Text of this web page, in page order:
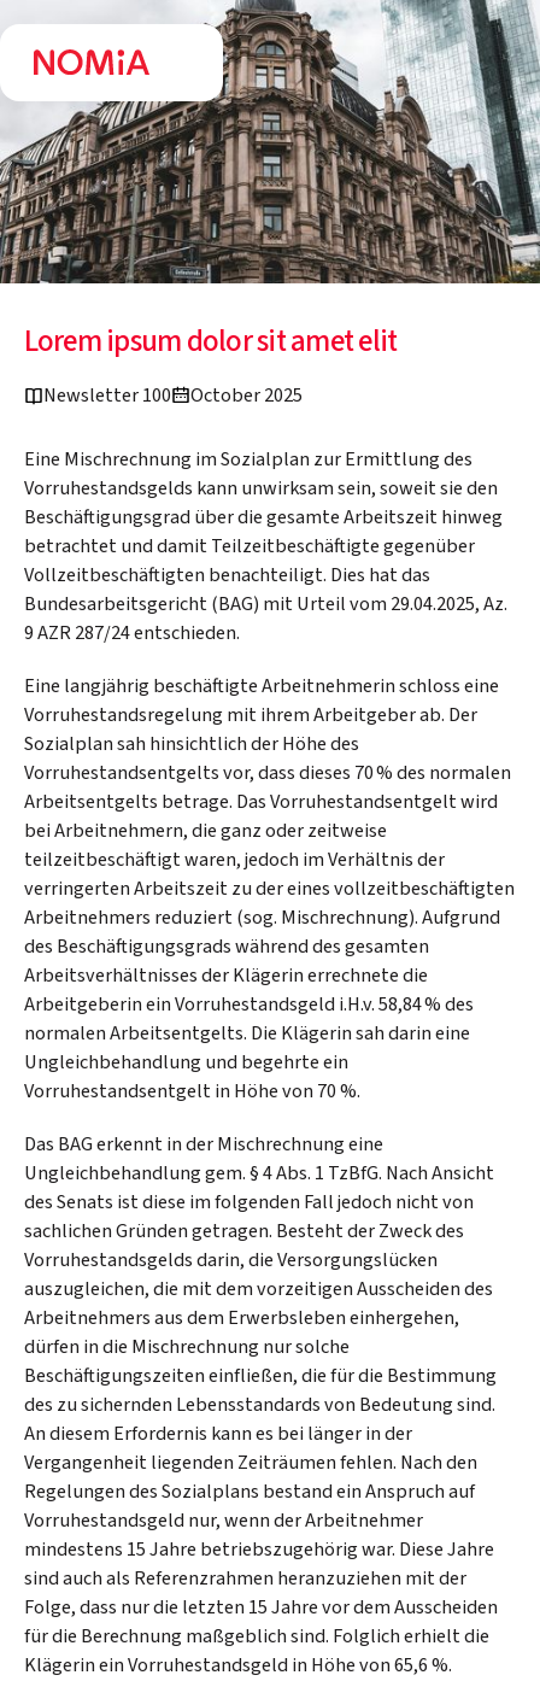
Lorem ipsum dolor sit amet elit
Newsletter 100 October 2025
Eine Mischrechnung im Sozialplan zur Ermittlung des
Vorruhestandsgelds kann unwirksam sein, soweit sie den
Beschäftigungsgrad über die gesamte Arbeitszeit hinweg
betrachtet und damit Teilzeitbeschäftigte gegenüber
Vollzeitbeschäftigten benachteiligt. Dies hat das
Bundesarbeitsgericht (BAG) mit Urteil vom 29.04.2025, Az.
9 AZR 287/24 entschieden.
Eine langjährig beschäftigte Arbeitnehmerin schloss eine
Vorruhestandsregelung mit ihrem Arbeitgeber ab. Der
Sozialplan sah hinsichtlich der Höhe des
Vorruhestandsentgelts vor, dass dieses 70 % des normalen
Arbeitsentgelts betrage. Das Vorruhestandsentgelt wird
bei Arbeitnehmern, die ganz oder zeitweise
teilzeitbeschäftigt waren, jedoch im Verhältnis der
verringerten Arbeitszeit zu der eines vollzeitbeschäftigten
Arbeitnehmers reduziert (sog. Mischrechnung). Aufgrund
des Beschäftigungsgrads während des gesamten
Arbeitsverhältnisses der Klägerin errechnete die
Arbeitgeberin ein Vorruhestandsgeld i.H.v. 58,84 % des
normalen Arbeitsentgelts. Die Klägerin sah darin eine
Ungleichbehandlung und begehrte ein
Vorruhestandsentgelt in Höhe von 70 %.
Das BAG erkennt in der Mischrechnung eine
Ungleichbehandlung gem. § 4 Abs. 1 TzBfG. Nach Ansicht
des Senats ist diese im folgenden Fall jedoch nicht von
sachlichen Gründen getragen. Besteht der Zweck des
Vorruhestandsgelds darin, die Versorgungslücken
auszugleichen, die mit dem vorzeitigen Ausscheiden des
Arbeitnehmers aus dem Erwerbsleben einhergehen,
dürfen in die Mischrechnung nur solche
Beschäftigungszeiten einfließen, die für die Bestimmung
des zu sichernden Lebensstandards von Bedeutung sind.
An diesem Erfordernis kann es bei länger in der
Vergangenheit liegenden Zeiträumen fehlen. Nach den
Regelungen des Sozialplans bestand ein Anspruch auf
Vorruhestandsgeld nur, wenn der Arbeitnehmer
mindestens 15 Jahre betriebszugehörig war. Diese Jahre
sind auch als Referenzrahmen heranzuziehen mit der
Folge, dass nur die letzten 15 Jahre vor dem Ausscheiden
für die Berechnung maßgeblich sind. Folglich erhielt die
Klägerin ein Vorruhestandsgeld in Höhe von 65,6 %.